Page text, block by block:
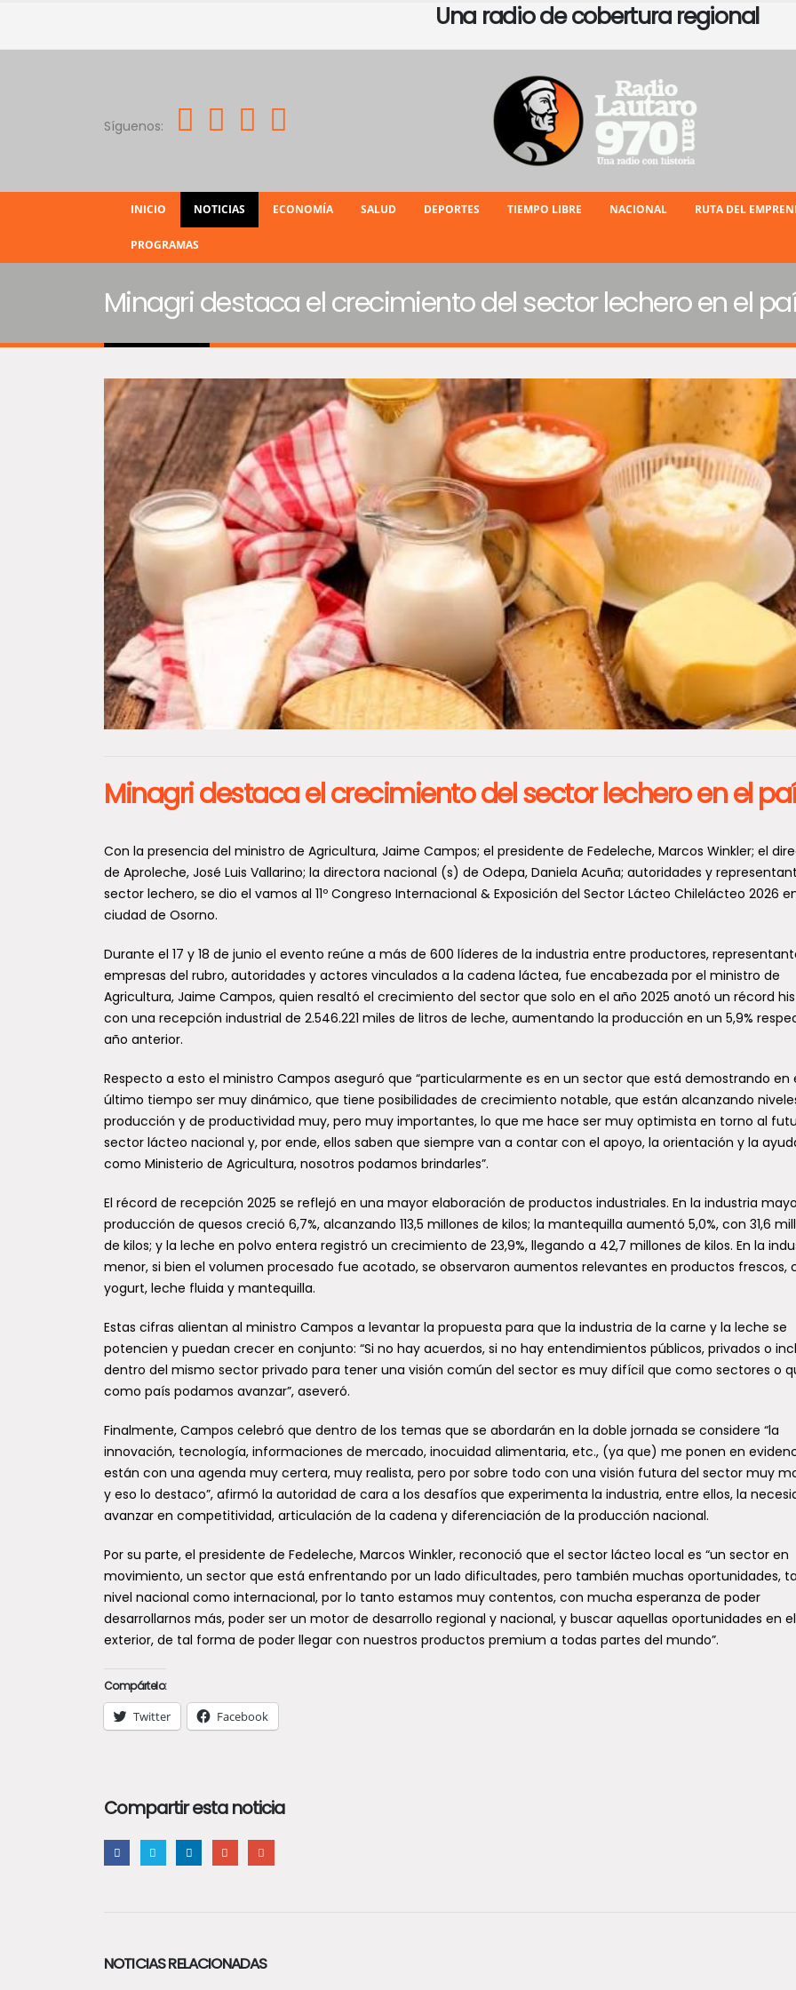
Una radio de cobertura regional
Síguenos:
INICIO NOTICIAS ECONOMÍA SALUD DEPORTES TIEMPO LIBRE NACIONAL RUTA DEL
PROGRAMAS
Minagri destaca el crecimiento del sector lechero en el
Minagri destaca el crecimiento del sector lechero en el
Con la presencia del ministro de Agricultura, Jaime Campos; el presidente de Fedeleche, Marcos Winkler; el
de Aproleche, José Luis Vallarino; la directora nacional (s) de Odepa, Daniela Acuña; autoridades y
sector lechero, se dio el vamos al 11º Congreso Internacional & Exposición del Sector Lácteo Chilelácteo 2026
ciudad de Osorno.
Durante el 17 y 18 de junio el evento reúne a más de 600 líderes de la industria entre productores,
empresas del rubro, autoridades y actores vinculados a la cadena láctea, fue encabezada por el ministro de
Agricultura, Jaime Campos, quien resaltó el crecimiento del sector que solo en el año 2025 anotó un récord
con una recepción industrial de 2.546.221 miles de litros de leche, aumentando la producción en un 5,9%
año anterior.
Respecto a esto el ministro Campos aseguró que “particularmente es en un sector que está demostrando en
último tiempo ser muy dinámico, que tiene posibilidades de crecimiento notable, que están alcanzando
producción y de productividad muy, pero muy importantes, lo que me hace ser muy optimista en torno al
sector lácteo nacional y, por ende, ellos saben que siempre van a contar con el apoyo, la orientación y la
como Ministerio de Agricultura, nosotros podamos brindarles”.
El récord de recepción 2025 se reflejó en una mayor elaboración de productos industriales. En la industria
producción de quesos creció 6,7%, alcanzando 113,5 millones de kilos; la mantequilla aumentó 5,0%, con 31,6
de kilos; y la leche en polvo entera registró un crecimiento de 23,9%, llegando a 42,7 millones de kilos. En la
menor, si bien el volumen procesado fue acotado, se observaron aumentos relevantes en productos frescos,
yogurt, leche fluida y mantequilla.
Estas cifras alientan al ministro Campos a levantar la propuesta para que la industria de la carne y la leche se
potencien y puedan crecer en conjunto: “Si no hay acuerdos, si no hay entendimientos públicos, privados o
dentro del mismo sector privado para tener una visión común del sector es muy difícil que como sectores o
como país podamos avanzar”, aseveró.
Finalmente, Campos celebró que dentro de los temas que se abordarán en la doble jornada se considere “la
innovación, tecnología, informaciones de mercado, inocuidad alimentaria, etc., (ya que) me ponen en
están con una agenda muy certera, muy realista, pero por sobre todo con una visión futura del sector muy
y eso lo destaco”, afirmó la autoridad de cara a los desafíos que experimenta la industria, entre ellos, la
avanzar en competitividad, articulación de la cadena y diferenciación de la producción nacional.
Por su parte, el presidente de Fedeleche, Marcos Winkler, reconoció que el sector lácteo local es “un sector en
movimiento, un sector que está enfrentando por un lado dificultades, pero también muchas oportunidades,
nivel nacional como internacional, por lo tanto estamos muy contentos, con mucha esperanza de poder
desarrollarnos más, poder ser un motor de desarrollo regional y nacional, y buscar aquellas oportunidades en el
exterior, de tal forma de poder llegar con nuestros productos premium a todas partes del mundo”.
Compártelo:
Twitter Facebook
Compartir esta noticia
NOTICIAS RELACIONADAS